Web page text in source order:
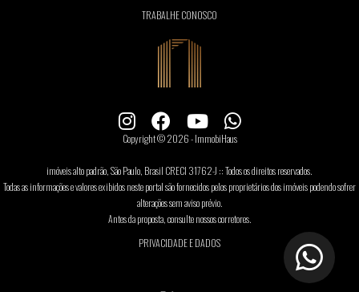
TRABALHE CONOSCO
Copyright © 2026 - ImmobiHaus
imóveis alto padrão, São Paulo, Brasil CRECI 31762-J :: Todos os direitos reservados.
Todas as informações e valores exibidos neste portal são fornecidos pelos proprietários dos imóveis podendo sofrer
alterações sem aviso prévio.
Antes da proposta, consulte nossos corretores.
PRIVACIDADE E DADOS